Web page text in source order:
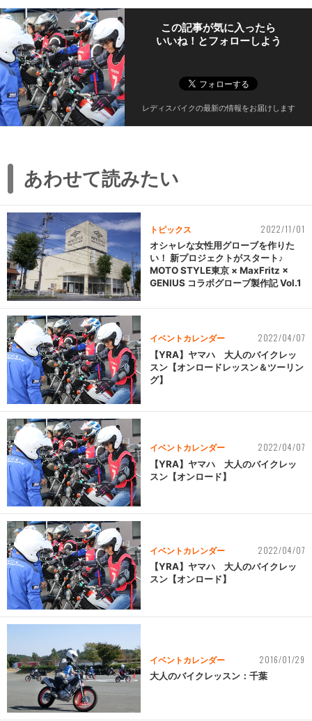
この記事が気に入ったら
いいね！とフォローしよう
レディスバイクの最新の情報をお届けします
あわせて読みたい
トピックス 2022/11/01
オシャレな女性用グローブを作りた
い！ 新プロジェクトがスタート♪
MOTO STYLE東京 × MaxFritz ×
GENIUS コラボグローブ製作記 Vol.1
イベントカレンダー 2022/04/07
【YRA】ヤマハ 大人のバイクレッ
スン【オンロードレッスン＆ツーリン
グ】
イベントカレンダー 2022/04/07
【YRA】ヤマハ 大人のバイクレッ
スン【オンロード】
イベントカレンダー 2022/04/07
【YRA】ヤマハ 大人のバイクレッ
スン【オンロード】
イベントカレンダー 2016/01/29
大人のバイクレッスン：千葉